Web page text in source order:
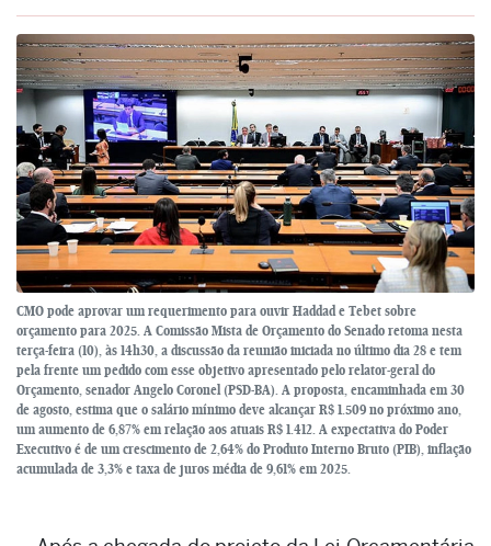
CMO pode aprovar um requerimento para ouvir Haddad e Tebet sobre
orçamento para 2025. A Comissão Mista de Orçamento do Senado retoma nesta
terça-feira (10), às 14h30, a discussão da reunião iniciada no último dia 28 e tem
pela frente um pedido com esse objetivo apresentado pelo relator-geral do
Orçamento, senador Angelo Coronel (PSD-BA). A proposta, encaminhada em 30
de agosto, estima que o salário mínimo deve alcançar R$ 1.509 no próximo ano,
um aumento de 6,87% em relação aos atuais R$ 1.412. A expectativa do Poder
Executivo é de um crescimento de 2,64% do Produto Interno Bruto (PIB), inflação
acumulada de 3,3% e taxa de juros média de 9,61% em 2025.